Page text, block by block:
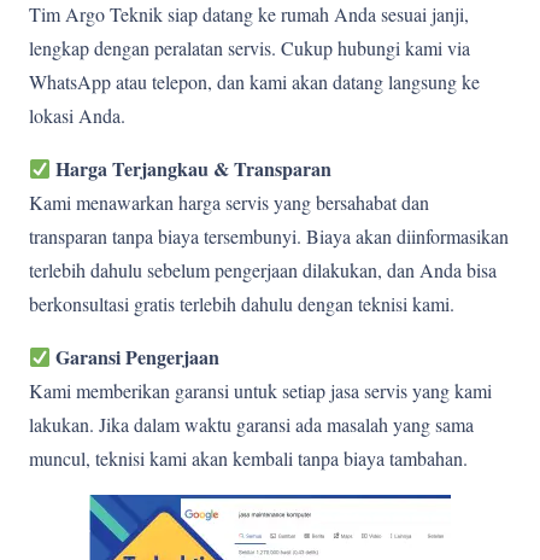
Tim Argo Teknik siap datang ke rumah Anda sesuai janji,
lengkap dengan peralatan servis. Cukup hubungi kami via
WhatsApp atau telepon, dan kami akan datang langsung ke
lokasi Anda.
Harga Terjangkau & Transparan
Kami menawarkan harga servis yang bersahabat dan
transparan tanpa biaya tersembunyi. Biaya akan diinformasikan
terlebih dahulu sebelum pengerjaan dilakukan, dan Anda bisa
berkonsultasi gratis terlebih dahulu dengan teknisi kami.
Garansi Pengerjaan
Kami memberikan garansi untuk setiap jasa servis yang kami
lakukan. Jika dalam waktu garansi ada masalah yang sama
muncul, teknisi kami akan kembali tanpa biaya tambahan.